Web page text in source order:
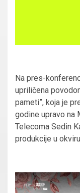
Na pres-
upriličena
pameti”, koja je
godine upravo na
Telecoma Sedin
produkcije u